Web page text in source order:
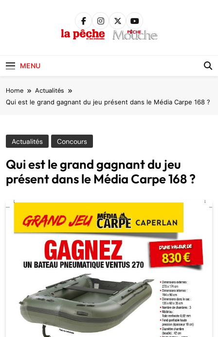
MENU
Home Actualités
Qui est le grand gagnant du jeu présent dans le Média Carpe 168 ?
Actualités Concours
Qui est le grand gagnant du jeu
présent dans le Média Carpe 168 ?